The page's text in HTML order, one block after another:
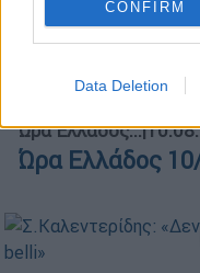
CONFIRM
Data Deletion
Ώρα Ελλάδος...|
Ώρα Ελλάδος